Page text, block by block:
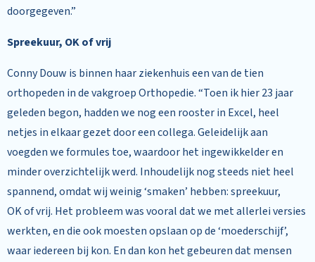
doorgegeven.”
Spreekuur, OK of vrij
Conny Douw is binnen haar ziekenhuis een van de tien
orthopeden in de vakgroep Orthopedie. “Toen ik hier 23 jaar
geleden begon, hadden we nog een rooster in Excel, heel
netjes in elkaar gezet door een collega. Geleidelijk aan
voegden we formules toe, waardoor het ingewikkelder en
minder overzichtelijk werd. Inhoudelijk nog steeds niet heel
spannend, omdat wij weinig ‘smaken’ hebben: spreekuur,
OK of vrij. Het probleem was vooral dat we met allerlei versies
werkten, en die ook moesten opslaan op de ‘moederschijf’,
waar iedereen bij kon. En dan kon het gebeuren dat mensen